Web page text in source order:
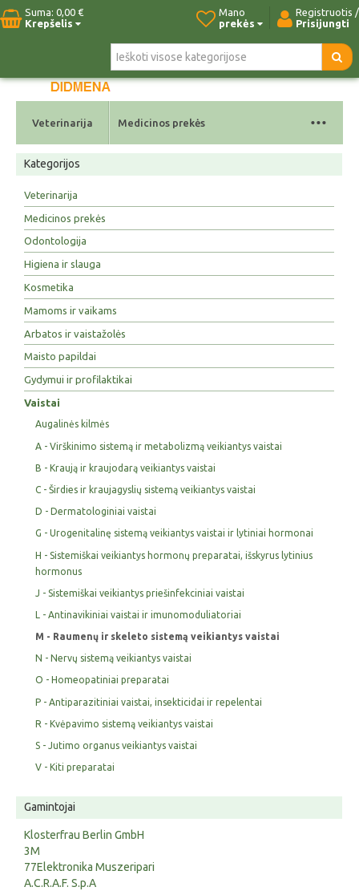
Suma: 0,00 €
Krepšelis
Registruotis /
Prisijungti
Mano
prekės
Pradžia Naujos prekės Kontaktai
Veterinarija Medicinos prekės ...
Kategorijos
Veterinarija
Medicinos prekės
Odontologija
Higiena ir slauga
Kosmetika
Mamoms ir vaikams
Arbatos ir vaistažolės
Maisto papildai
Gydymui ir profilaktikai
Vaistai
Augalinės kilmės
A - Virškinimo sistemą ir metabolizmą veikiantys vaistai
B - Kraują ir kraujodarą veikiantys vaistai
C - Širdies ir kraujagyslių sistemą veikiantys vaistai
D - Dermatologiniai vaistai
G - Urogenitalinę sistemą veikiantys vaistai ir lytiniai hormonai
H - Sistemiškai veikiantys hormonų preparatai, išskyrus lytinius
hormonus
J - Sistemiškai veikiantys priešinfekciniai vaistai
L - Antinavikiniai vaistai ir imunomoduliatoriai
M - Raumenų ir skeleto sistemą veikiantys vaistai
N - Nervų sistemą veikiantys vaistai
O - Homeopatiniai preparatai
P - Antiparazitiniai vaistai, insekticidai ir repelentai
R - Kvėpavimo sistemą veikiantys vaistai
S - Jutimo organus veikiantys vaistai
V - Kiti preparatai
Gamintojai
Klosterfrau Berlin GmbH
3M
77Elektronika Muszeripari
A.C.R.A.F. S.p.A